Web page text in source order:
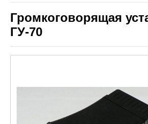
Громкоговорящая
ГУ-70